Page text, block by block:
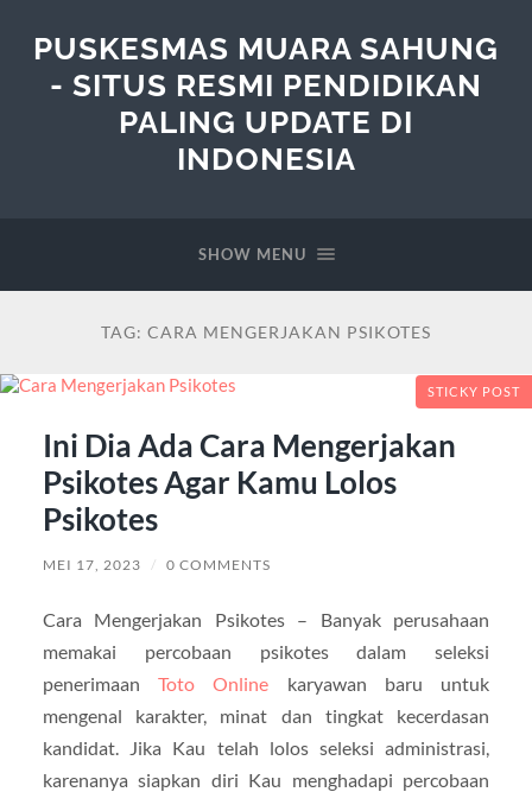
PUSKESMAS MUARA SAHUNG
- SITUS RESMI PENDIDIKAN
PALING UPDATE DI
INDONESIA
SHOW MENU
TAG: CARA MENGERJAKAN PSIKOTES
STICKY POST
Ini Dia Ada Cara Mengerjakan
Psikotes Agar Kamu Lolos
Psikotes
MEI 17, 2023 / 0 COMMENTS
Cara Mengerjakan Psikotes – Banyak perusahaan
memakai percobaan psikotes dalam seleksi
penerimaanToto Online karyawan baru untuk
mengenal karakter, minat dan tingkat kecerdasan
kandidat. Jika Kau telah lolos seleksi administrasi,
karenanya siapkan diri Kau menghadapi percobaan